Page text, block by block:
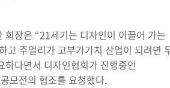
회장은 “21세기는 디자인이 이끌어 가는
고 주얼리가 고부가가치 산업이 되려면
하다면서 디자인협회가 진행중인
모전의 협조를 요청했다.